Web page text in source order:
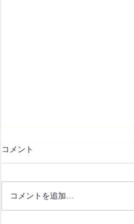
コメント
コメントを追加…